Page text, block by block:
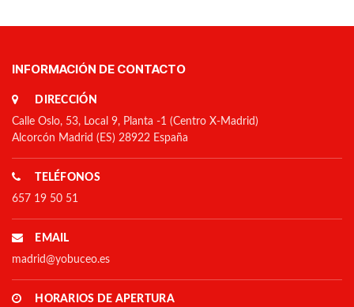
INFORMACIÓN DE CONTACTO
DIRECCIÓN
Calle Oslo, 53, Local 9, Planta -1 (Centro X-Madrid)
Alcorcón Madrid (ES) 28922 España
TELÉFONOS
657 19 50 51
EMAIL
madrid@yobuceo.es
HORARIOS DE APERTURA